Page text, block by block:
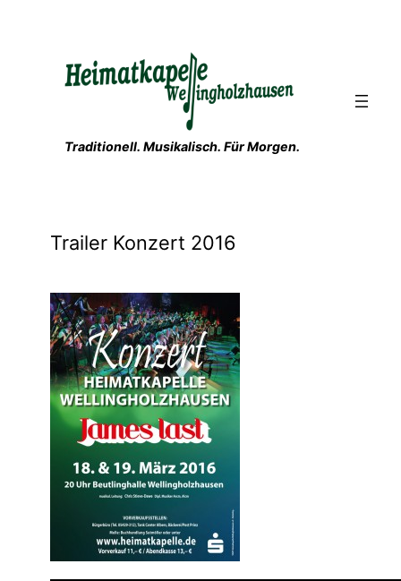
Traditionell. Musikalisch. Für Morgen.
Trailer Konzert 2016